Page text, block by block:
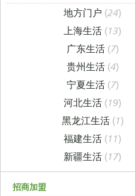
地方门户 (24)
上海生活 (13)
广东生活 (7)
贵州生活 (4)
宁夏生活 (7)
河北生活 (19)
黑龙江生活 (1)
福建生活 (11)
新疆生活 (17)
招商加盟